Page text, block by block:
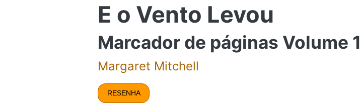
E o Vento Levou
Marcador de páginas Volume 1
Margaret Mitchell
RESENHA